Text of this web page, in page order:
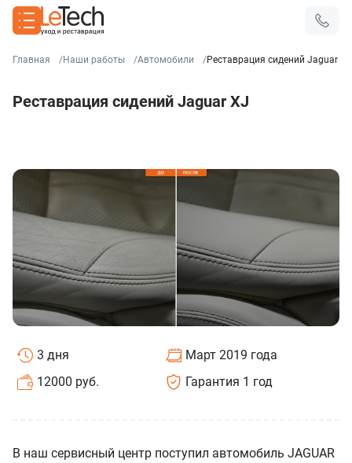
Главная Наши работы Автомобили Реставрация сидений Jaguar XJ
Реставрация сидений Jaguar XJ
3 дня
12000 руб.
Март 2019 года
Гарантия 1 год
В наш сервисный центр поступил автомобиль JAGUAR